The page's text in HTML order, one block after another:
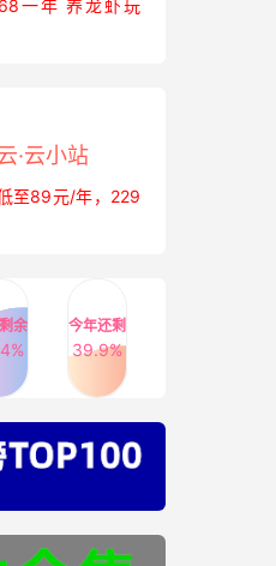
一年 养龙虾玩
·云小站
至89元/年，229
余 今年还剩
39.9%